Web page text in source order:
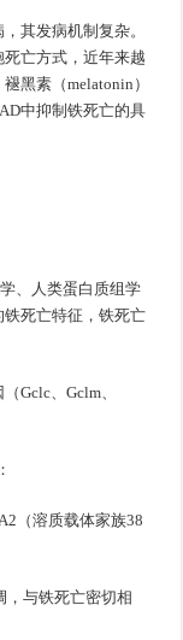
其发病机制复杂。
亡方式，近年来越
黑素（melatonin）
中抑制铁死亡的具
、人类蛋白质组学
死亡特征，铁死亡
Gclc、Gclm、
：
（溶质载体家族38
，与铁死亡密切相